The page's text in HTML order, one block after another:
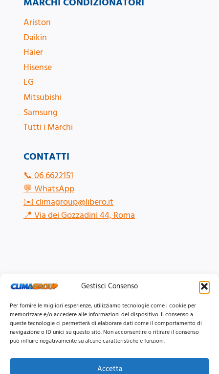
Gestisci Consenso
Per fornire le migliori esperienze, utilizziamo tecnologie come i cookie per
memorizzare e/o accedere alle informazioni del dispositivo. Il consenso a
queste tecnologie ci permetterà di elaborare dati come il comportamento di
navigazione o ID unici su questo sito. Non acconsentire o ritirare il consenso
può influire negativamente su alcune caratteristiche e funzioni.
Accetta
CONTATTI
📞06 6622151
💬WhatsApp
✉️climagroup@libero.it
📍Via dei Gozzadini 44, Roma
Ariston
Daikin
Haier
Hisense
LG
Mitsubishi
Samsung
Tutti i Marchi